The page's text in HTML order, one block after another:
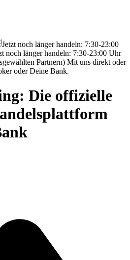
Jetzt noch länger handeln: 7:30-23:00
noch länger handeln: 7:30-23:00 Uhr
Partnern) Mit uns direkt oder
oder Deine Bank.
Die offizielle